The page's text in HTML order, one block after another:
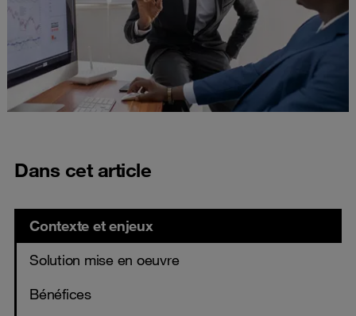
Dans cet article
Contexte et enjeux
Solution mise en oeuvre
Bénéfices